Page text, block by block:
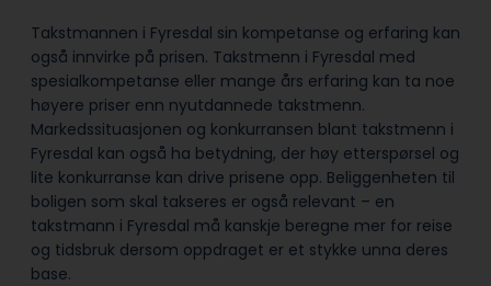
Takstmannen i Fyresdal sin kompetanse og erfaring kan
også innvirke på prisen. Takstmenn i Fyresdal med
spesialkompetanse eller mange års erfaring kan ta noe
høyere priser enn nyutdannede takstmenn.
Markedssituasjonen og konkurransen blant takstmenn i
Fyresdal kan også ha betydning, der høy etterspørsel og
lite konkurranse kan drive prisene opp. Beliggenheten til
boligen som skal takseres er også relevant – en
takstmann i Fyresdal må kanskje beregne mer for reise
og tidsbruk dersom oppdraget er et stykke unna deres
base.